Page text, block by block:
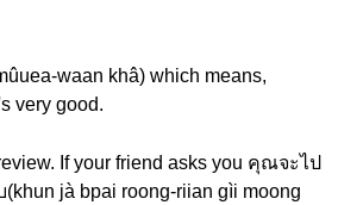
waan khâ) which means,
very good.
If your friend asks you คุณจะไป
jà bpai roong-riian gìi moong